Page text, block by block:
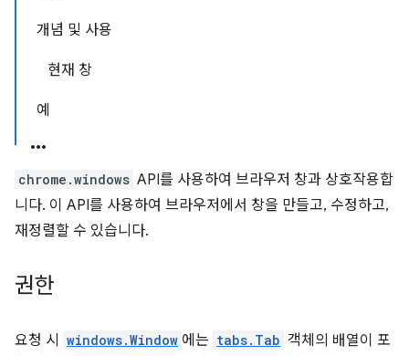
개념 및 사용
현재 창
예
chrome.windows API를 사용하여 브라우저 창과 상호작용합
니다. 이 API를 사용하여 브라우저에서 창을 만들고, 수정하고,
재정렬할 수 있습니다.
권한
요청 시 windows.Window 에는 tabs.Tab 객체의 배열이 포